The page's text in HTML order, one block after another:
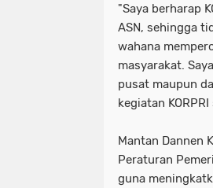
"Saya berharap
ASN, sehingga
wahana
masyarakat.
pusat maupun
kegiatan
Mantan Dannen
Peraturan
guna